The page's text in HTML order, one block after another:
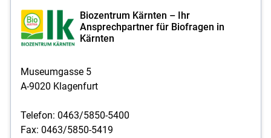
Biozentrum Kärnten – Ihr
Ansprechpartner für Biofragen in
Kärnten
Museumgasse 5
A-9020 Klagenfurt
Telefon: 0463/5850-5400
Fax: 0463/5850-5419